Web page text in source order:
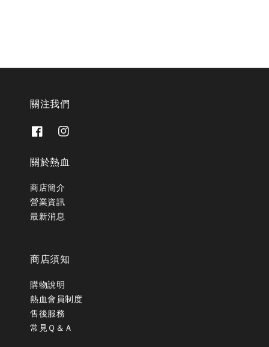
關注我們
關於熱血
商店簡介
營業資訊
最新消息
商店須知
購物說明
熱血會員制度
售後服務
常見Ｑ＆Ａ